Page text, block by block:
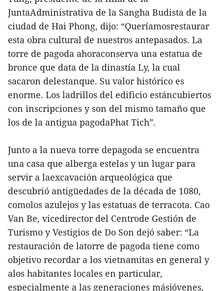
JuntaAdministrativa de la Sangha Budista de la
ciudad de Hai Phong, dijo: “Queríamosrestaurar
esta obra cultural de nuestros antepasados. La
torre de pagoda ahoraconserva una estatua de
bronce que data de la dinastía Ly, la cual
sacaron delestanque. Su valor histórico es
enorme. Los ladrillos del edificio estáncubiertos
con inscripciones y son del mismo tamaño que
los de la antigua pagodaPhat Tich”.
Junto a la nueva torre depagoda se encuentra
una casa que alberga estelas y un lugar para
servir a laexcavación arqueológica que
descubrió antigüedades de la década de 1080,
comolos azulejos y las estatuas de terracota. Cao
Van Be, vicedirector del Centrode Gestión de
Turismo y Vestigios de Do Son dejó saber: “La
restauración de latorre de pagoda tiene como
objetivo recordar a los vietnamitas en general y
alos habitantes locales en particular,
especialmente a las generaciones másjóvenes,